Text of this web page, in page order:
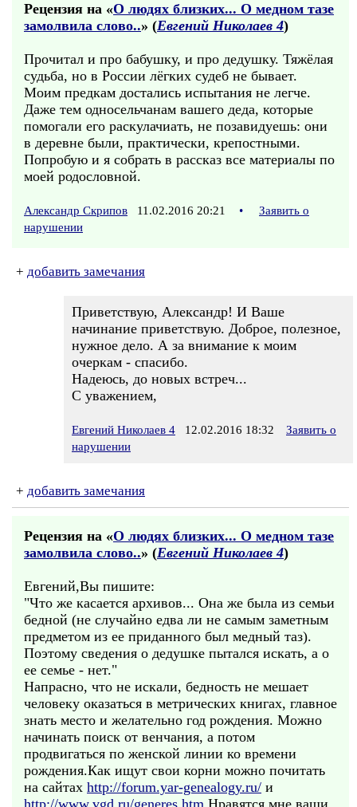
Рецензия на «О людях близких... О медном тазе
замолвила слово..» (Евгений Николаев 4)
Прочитал и про бабушку, и про дедушку. Тяжёлая
судьба, но в России лёгких судеб не бывает.
Моим предкам достались испытания не легче.
Даже тем односельчанам вашего деда, которые
помогали его раскулачиать, не позавидуешь: они
в деревне были, практически, крепостными.
Попробую и я собрать в рассказ все материалы по
моей родословной.
Александр Скрипов 11.02.2016 20:21 •
Заявить о
нарушении
+ добавить замечания
Приветствую, Александр! И Ваше
начинание приветствую. Доброе, полезное,
нужное дело. А за внимание к моим
очеркам - спасибо.
Надеюсь, до новых встреч...
С уважением,
Евгений Николаев 4 12.02.2016 18:32
Заявить о
нарушении
+ добавить замечания
Рецензия на «О людях близких... О медном тазе
замолвила слово..» (Евгений Николаев 4)
Евгений,Вы пишите:
"Что же касается архивов... Она же была из семьи
бедной (не случайно едва ли не самым заметным
предметом из ее приданного был медный таз).
Поэтому сведения о дедушке пытался искать, а о
ее семье - нет."
Напрасно, что не искали, бедность не мешает
человеку оказаться в метрических книгах, главное
знать место и желательно год рождения. Можно
начинать поиск от венчания, а потом
продвигаться по женской линии ко времени
рождения.Как ищут свои корни можно почитать
на сайтах http://forum.yar-genealogy.ru/ и
http://www.vgd.ru/generes.htm. Нравятся мне ваши